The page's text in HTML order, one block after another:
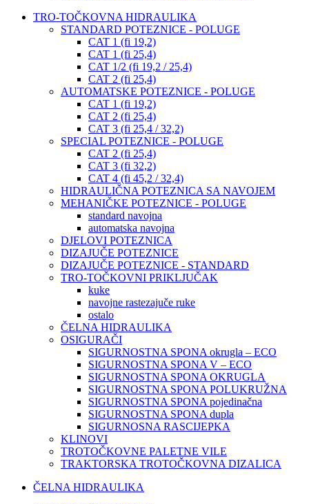
TRO-TOČKOVNA HIDRAULIKA
STANDARD POTEZNICE - POLUGE
CAT 1 (fi 19,2)
CAT 1 (fi 25,4)
CAT 1/2 (fi 19,2 / 25,4)
CAT 2 (fi 25,4)
AUTOMATSKE POTEZNICE - POLUGE
CAT 1 (fi 19,2)
CAT 2 (fi 25,4)
CAT 3 (fi 25,4 / 32,2)
SPECIAL POTEZNICE - POLUGE
CAT 2 (fi 25,4)
CAT 3 (fi 32,2)
CAT 4 (fi 45,2 / 32,4)
HIDRAULIČNA POTEZNICA SA NAVOJEM
MEHANIČKE POTEZNICE - POLUGE
standard navojna
automatska navojna
DJELOVI POTEZNICA
DIZAJUČE POTEZNICE
DIZAJUČE POTEZNICE - STANDARD
TRO-TOČKOVNI PRIKLJUČAK
kuke
navojne rastezajuče ruke
ostalo
ČELNA HIDRAULIKA
OSIGURAČI
SIGURNOSTNA SPONA okrugla – ECO
SIGURNOSTNA SPONA V – ECO
SIGURNOSTNA SPONA OKRUGLA
SIGURNOSTNA SPONA POLUKRUŽNA
SIGURNOSTNA SPONA pojedinačna
SIGURNOSTNA SPONA dupla
SIGURNOSNA RASCIJEPKA
KLINOVI
TROTOČKOVNE PALETNE VILE
TRAKTORSKA TROTOČKOVNA DIZALICA
ČELNA HIDRAULIKA